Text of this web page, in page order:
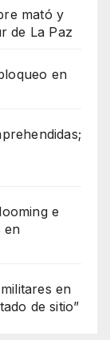
mató y
de La Paz
en
e
en
en
de sitio”